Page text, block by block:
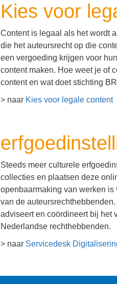
Kies voor
Content is legaal als het wordt
die het auteursrecht op die
een vergoeding krijgen voor
content maken. Hoe weet je of
content en wat doet stichting
> naar Kies voor legale content
Steeds meer culturele
collecties en plaatsen deze
openbaarmaking van werken
van de
adviseert en coördineert bij het
Nederlandse rechthebbenden.
> naar Servicedesk